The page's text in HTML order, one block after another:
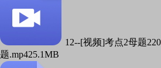
12--[视频]考点2母题
题.mp425.1MB